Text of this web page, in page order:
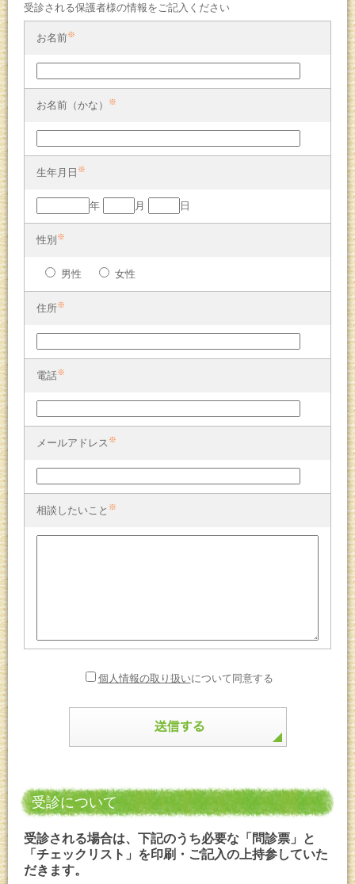
受診される保護者様の情報をご記入ください
お名前※
お名前（かな） ※
生年月日 ※
年 月 日
性別 ※
男性 女性
住所※
電話※
メールアドレス ※
相談したいこと ※
個人情報の取り扱いについて同意する
受診について
受診される場合は、下記のうち必要な「問診票」と
「チェックリスト」を印刷・ご記入の上持参していた
だきます。